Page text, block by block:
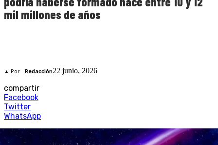
mil millones de años
▲ Por Redacción22 junio, 2026
compartir
Facebook
Twitter
WhatsApp